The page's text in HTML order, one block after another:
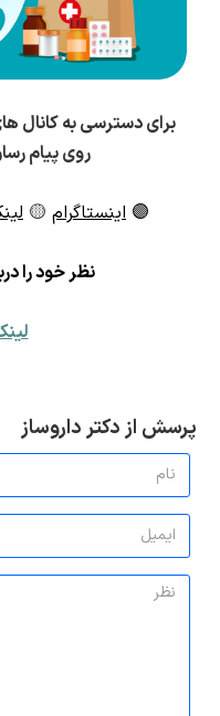
برای دسترسی به کانال
روی پیام
🟣 اینستاگرام 🟡
نظر خود را
پرسش از دکتر داروساز